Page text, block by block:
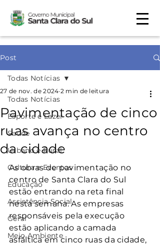
Post
Todas Notícias
Esporte e Lazer
Saúde
Urbano e Rural
Cultura e Eventos
Educação
Assistência Social
Geral
Meio Ambiente
Todas Notícias
Pavimentação de cinco
ruas avança no centro
da cidade
27 de nov. de 2024 2 min de leitura
As obras de pavimentação no
centro de Santa Clara do Sul
estão entrando na reta final
nesta semana. As empresas
responsáveis pela execução
estão aplicando a camada
asfáltica em cinco ruas da cidade,